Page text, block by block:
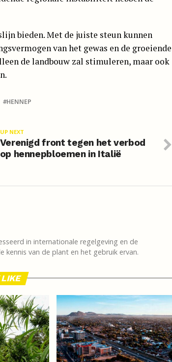
bieden. Met de juiste steun kunnen
van het gewas en de groeiende
de landbouw zal stimuleren, maar ook
HENNEP
UP NEXT
Verenigd front tegen het verbod
op hennepbloemen in Italië
in internationale regelgeving en de
kennis van de plant en het gebruik ervan.
LIKE